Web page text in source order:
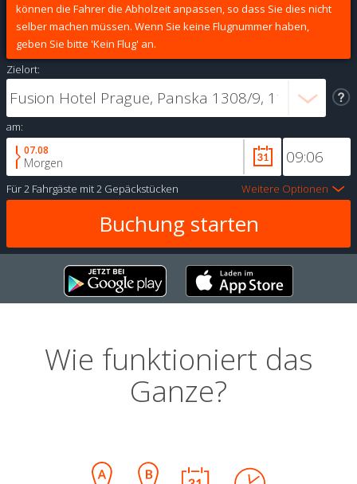
können die Fahrer die Abholzeit anpassen, so dass Sie dies nicht
selber machen müssen. Wenn Sie keine Flugnummer haben,
geben Sie bitte 'Kein Flug' an.
Zielort:
am:
07.08
Morgen
Für2 Fahrgäste mit2 Gepäckstücken Weitere Optionen
Wie funktioniert das
Ganze?